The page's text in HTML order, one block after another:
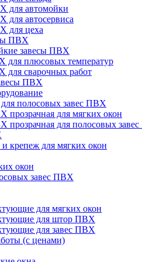
автомойки
автосервиса
для цеха
ПВХ
завесы ПВХ
для плюсовых температур
для сварочных работ
ПВХ
полосовых завес ПВХ
прозрачная для мягких окон
прозрачная для полосовых
крепеж для мягких окон
окон
завес ПВХ
для мягких окон
для штор ПВХ
для завес ПВХ
(с ценами)